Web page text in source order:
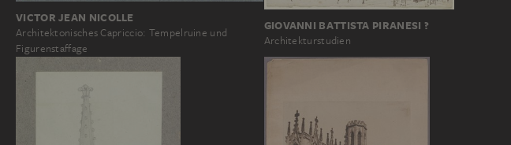
VICTOR JEAN NICOLLE
Architektonisches Capriccio: Tempelruine und
Figurenstaffage
GIOVANNI BATTISTA PIRANESI ?
Architekturstudien